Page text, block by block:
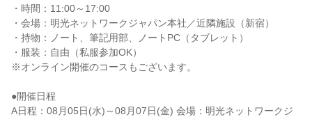
・時間：11:00～17:00
・会場：明光ネットワークジャパン本社／近隣施設（新宿）
・持物：ノート、筆記用部、ノートPC（タブレット）
・服装：自由（私服参加OK）
※オンライン開催のコースもございます。
●開催日程
A日程：08月05日(水)～08月07日(金) 会場：明光ネットワークジ